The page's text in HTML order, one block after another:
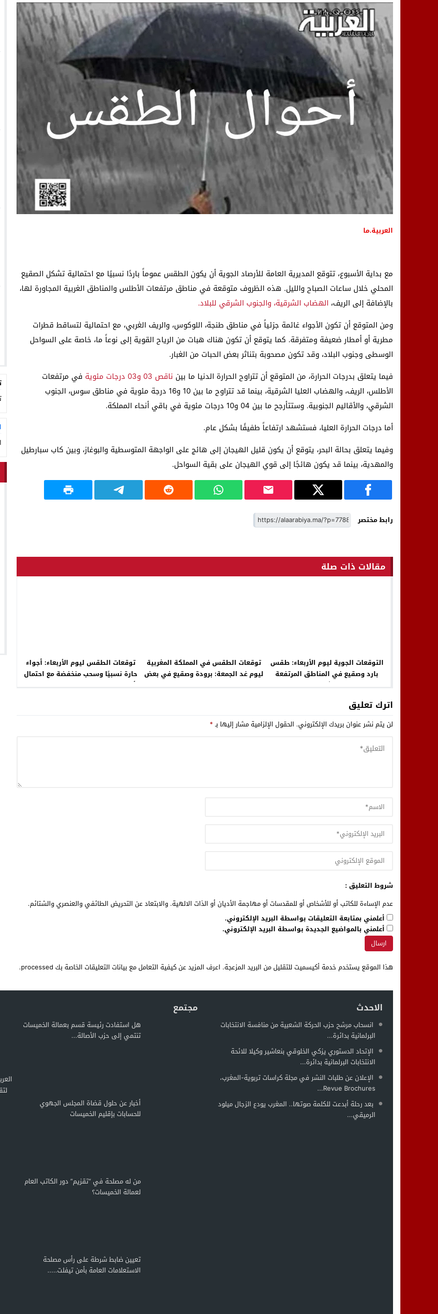
14:25 “العربية.ما” تنشر أخبار تيفلت وأصداء الأحداث فيها بصيغة أخرى 10:29 الجيش الملكي ينتفض ضد تعيين “ندالا”
18:23 طاطا: “اعتداء” على حقوقي يشعل غضب الجمعيات وملف “ماء القصبة” يفجّر الأوضاع
13:35 عقول الغد تصنع المستقبل: مسابقة “Robot Innov” بمراكش تؤسس لجيل الابتكار والتكنولوجيا
العربية.ما
مع بداية الأسبوع، تتوقع المديرية العامة للأرصاد الجوية أن يكون الطقس عموماً باردًا نسبيًا مع احتمالية تشكل الصقيع
المحلي خلال ساعات الصباح والليل. هذه الظروف متوقعة في مناطق مرتفعات الأطلس والمناطق الغربية المجاورة لها،
بالإضافة إلى الريف، الهضاب الشرقية، والجنوب الشرقي للبلاد.
ومن المتوقع أن تكون الأجواء غائمة جزئياً في مناطق طنجة، اللوكوس، والريف الغربي، مع احتمالية لتساقط قطرات
مطرية أو أمطار ضعيفة ومتفرقة. كما يتوقع أن تكون هناك هبات من الرياح القوية إلى نوعاً ما، خاصة على السواحل
الوسطى وجنوب البلاد، وقد تكون مصحوبة بتناثر بعض الحبات من الغبار.
فيما يتعلق بدرجات الحرارة، من المتوقع أن تتراوح الحرارة الدنيا ما بين ناقص 03 و03 درجات مئوية
في مرتفعات
الأطلس، الريف، والهضاب العليا الشرقية، بينما قد تتراوح ما بين 10 و16 درجة مئوية في مناطق سوس، الجنوب
الشرقي، والأقاليم الجنوبية. وستتأرجح ما بين 04 و10 درجات مئوية في باقي أنحاء المملكة.
أما درجات الحرارة العليا، فستشهد ارتفاعاً طفيفًا بشكل عام.
وفيما يتعلق بحالة البحر، يتوقع أن يكون قليل الهيجان إلى هائج على الواجهة المتوسطية والبوغاز، وبين كاب سبارطيل
والمهدية، بينما قد يكون هائجًا إلى قوي الهيجان على بقية السواحل.
رابط مختصر
مقالات ذات صلة
التوقعات الجوية ليوم الأربعاء: طقس
بارد وصقيع في المناطق المرتفعة
والشرقية
توقعات الطقس في المملكة المغربية
ليوم غد الجمعة: برودة وصقيع في بعض
توقعات الطقس ليوم الأربعاء: أجواء
حارة نسبيًا وسحب منخفضة مع احتمال
أمطار خفيفة في مناطق متفرقة من
اترك تعليق
لن يتم نشر عنوان بريدك الإلكتروني. الحقول الإلزامية مشار إليها بـ*
شروط التعليق :
عدم الإساءة للكاتب أو للأشخاص أو للمقدسات أو مهاجمة الأديان أو الذات الالهية. والابتعاد عن التحريض الطائفي والعنصري والشتائم.
أعلمني بمتابعة التعليقات بواسطة البريد الإلكتروني.
أعلمني بالمواضيع الجديدة بواسطة البريد الإلكتروني.
هذا الموقع يستخدم خدمة أكيسميت للتقليل من البريد المزعجة. اعرف المزيد عن كيفية التعامل مع بيانات التعليقات الخاصة بك processed .
الاحدث
انسحاب مرشح حزب الحركة الشعبية من منافسة الانتخابات
البرلمانية بدائرة...
الإتحاد الدستوري يزكي الخلوقي بنعاشير وكيلا للائحة
الانتخابات البرلمانية بدائرة...
الإعلان عن طلبات النشر في مجلة كراسات تربوية-المغرب،
Revue Brochures...
بعد رحلة أبدعت للكلمة صوتها.. المغرب يودع الزجال ميلود
الرميقي...
مجتمع
هل استفادت رئيسة قسم بعمالة الخميسات
تنتمي إلى حزب الأصالة...
أخبار عن حلول قضاة المجلس الجهوي
للحسابات بإقليم الخميسات
من له مصلحة في “تقزيم” دور الكاتب العام
لعمالة الخميسات؟
تعيين ضابط شرطة على رأس مصلحة
الاستعلامات العامة بأمن تيفلت.....